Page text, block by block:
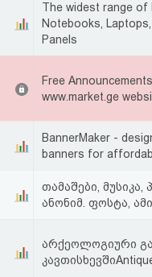
The widest range of
Notebooks,
Panels
Free
www.market.ge
BannerMaker -
banners for
თამაშები,
ანონიმ. ფოსტა,
არქეოლოგიური